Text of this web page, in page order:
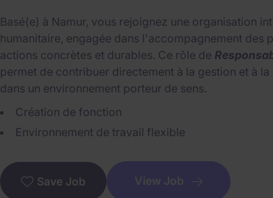
Basé(e) à Namur, vous rejoignez une organisation
humanitaire, engagée dans l'accompagnement des
actions concrètes et durables. Ce rôle de
permet de contribuer directement à la gestion et à
dans un environnement porteur de sens.
Création de fonction
Environnement de travail flexible
Save Job View Job